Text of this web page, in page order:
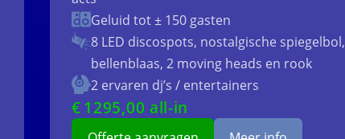
Geluid tot ± 150 gasten
8 LED discospots, nostalgische spiegelbol,
bellenblaas, 2 moving heads en rook
2 ervaren dj’s / entertainers
€ 1295,00 all-in